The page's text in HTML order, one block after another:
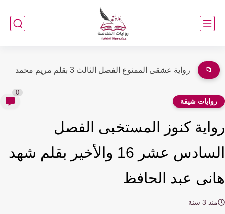
📁 رواية عشقى الممنوع الفصل الثانى 2 بقلم مريم محمد
شيقة
كنوز المستخبى الفصل
السادس عشر 16 والأخير بقلم شهد
عبد الحافظ
3 سنة